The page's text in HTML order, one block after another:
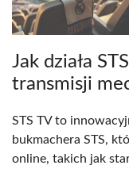
Jak działa
transmisji
STS TV to
bukmachera STS,
online, takich jak